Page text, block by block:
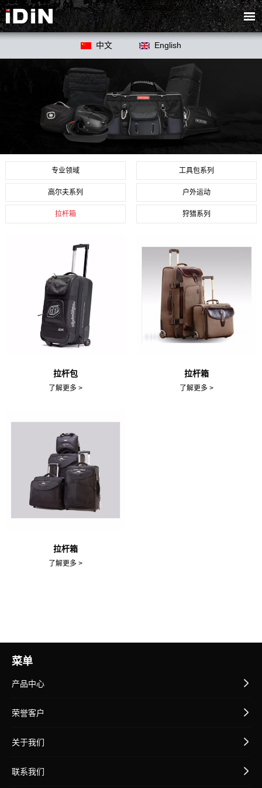
中文 English
专业领域 工具包系列
高尔夫系列 户外运动
拉杆箱 狩猎系列
拉杆包
了解更多 >
拉杆箱
了解更多 >
拉杆箱
了解更多 >
菜单
产品中心
荣誉客户
关于我们
联系我们